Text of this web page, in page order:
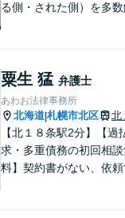
る側・された側）を多
理士と連携。同席相談も
粟生 猛 弁護士
あわお法律事務所
北海道|札幌市北区 北
【北１８条駅2分】【過
求・多重債務の初回相
料】契約書がない、依頼